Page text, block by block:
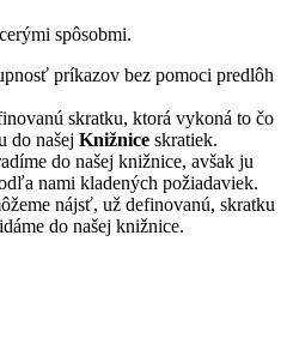
spôsobmi.
príkazov bez pomoci predlôh
skratku, ktorá vykoná to čo
do našej Knižnice skratiek.
do našej knižnice, avšak ju
nami kladených požiadaviek.
nájsť, už definovanú, skratku
do našej knižnice.